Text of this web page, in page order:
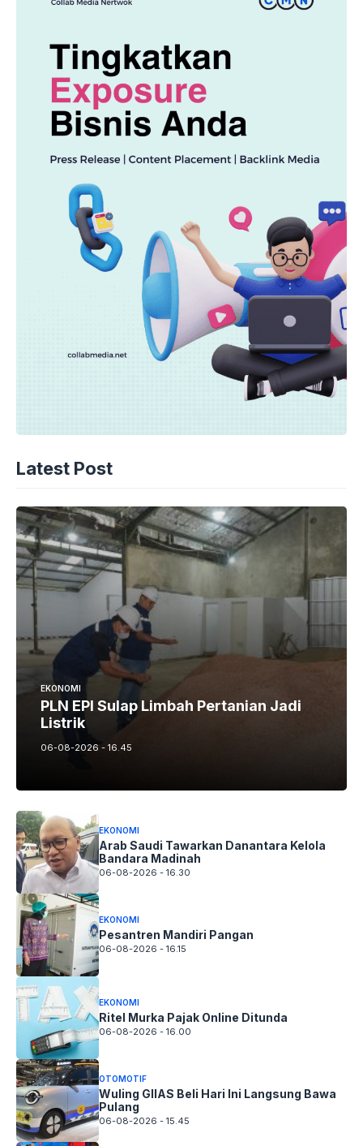
Latest Post
EKONOMI
PLN EPI Sulap Limbah Pertanian Jadi
Listrik
06-08-2026 - 16.45
EKONOMI
Arab Saudi Tawarkan Danantara Kelola
Bandara Madinah
06-08-2026 - 16.30
EKONOMI
Pesantren Mandiri Pangan
06-08-2026 - 16.15
EKONOMI
Ritel Murka Pajak Online Ditunda
06-08-2026 - 16.00
OTOMOTIF
Wuling GIIAS Beli Hari Ini Langsung Bawa
Pulang
06-08-2026 - 15.45